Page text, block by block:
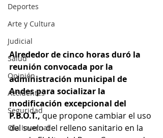
Deportes
Arte y Cultura
Judicial
Salud
Opinión
Accidentes
Seguridad
Ola Invernal
Alrededor de cinco horas duró la
reunión convocada por la
administración municipal de
Andes para socializar la
modificación excepcional del
P.B.O.T., que propone cambiar el uso
del suelo del relleno sanitario en la